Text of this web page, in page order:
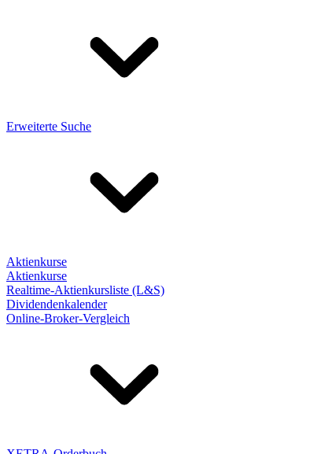
Erweiterte Suche
Aktienkurse
Aktienkurse
Realtime-Aktienkursliste (L&S)
Dividendenkalender
Online-Broker-Vergleich